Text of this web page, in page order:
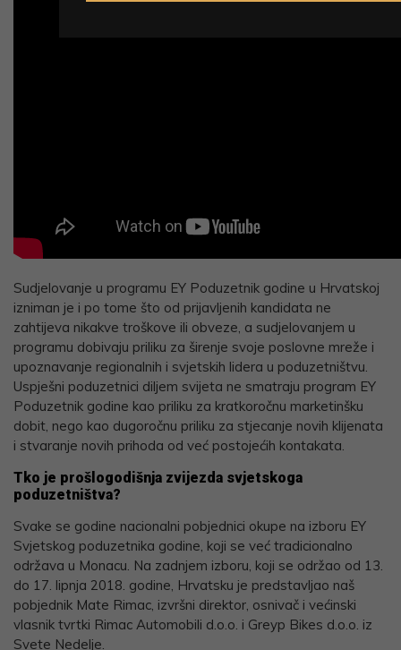
Sudjelovanje u programu EY Poduzetnik godine u Hrvatskoj
izniman je i po tome što od prijavljenih kandidata ne
zahtijeva nikakve troškove ili obveze, a sudjelovanjem u
programu dobivaju priliku za širenje svoje poslovne mreže i
upoznavanje regionalnih i svjetskih lidera u poduzetništvu.
Uspješni poduzetnici diljem svijeta ne smatraju program EY
Poduzetnik godine kao priliku za kratkoročnu marketinšku
dobit, nego kao dugoročnu priliku za stjecanje novih klijenata
i stvaranje novih prihoda od već postojećih kontakata.
Tko je prošlogodišnja zvijezda svjetskoga
poduzetništva?
Svake se godine nacionalni pobjednici okupe na izboru EY
Svjetskog poduzetnika godine, koji se već tradicionalno
održava u Monacu. Na zadnjem izboru, koji se održao od 13.
do 17. lipnja 2018. godine, Hrvatsku je predstavljao naš
pobjednik Mate Rimac, izvršni direktor, osnivač i većinski
vlasnik tvrtki Rimac Automobili d.o.o. i Greyp Bikes d.o.o. iz
Svete Nedelje.